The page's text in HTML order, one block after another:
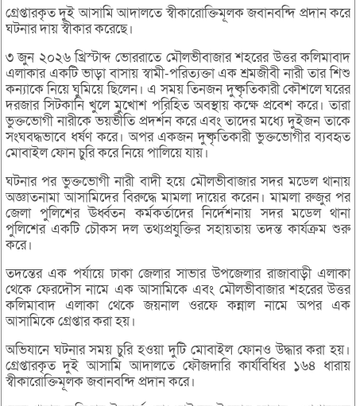
গ্রেপ্তারকৃত দুই আসামি আদালতে স্বীকারোক্তিমূলক জবানবন্দি প্রদান করে
ঘটনার দায় স্বীকার করেছে।
৩ জুন ২০২৬ খ্রিস্টাব্দ ভোররাতে মৌলভীবাজার শহরের উত্তর কলিমাবাদ
এলাকার একটি ভাড়া বাসায় স্বামী-পরিত্যক্তা এক শ্রমজীবী নারী তার শিশু
কন্যাকে নিয়ে ঘুমিয়ে ছিলেন। এ সময় তিনজন দুষ্কৃতিকারী কৌশলে ঘরের
দরজার সিটকানি খুলে মুখোশ পরিহিত অবস্থায় কক্ষে প্রবেশ করে। তারা
ভুক্তভোগী নারীকে ভয়ভীতি প্রদর্শন করে এবং তাদের মধ্যে দুইজন তাকে
সংঘবদ্ধভাবে ধর্ষণ করে। অপর একজন দুষ্কৃতিকারী ভুক্তভোগীর ব্যবহৃত
মোবাইল ফোন চুরি করে নিয়ে পালিয়ে যায়।
ঘটনার পর ভুক্তভোগী নারী বাদী হয়ে মৌলভীবাজার সদর মডেল থানায়
অজ্ঞাতনামা আসামিদের বিরুদ্ধে মামলা দায়ের করেন। মামলা রুজুর পর
জেলা পুলিশের ঊর্ধ্বতন কর্মকর্তাদের নির্দেশনায় সদর মডেল থানা
পুলিশের একটি চৌকস দল তথ্যপ্রযুক্তির সহায়তায় তদন্ত কার্যক্রম শুরু
করে।
তদন্তের এক পর্যায়ে ঢাকা জেলার সাভার উপজেলার রাজাবাড়ী এলাকা
থেকে ফেরদৌস নামে এক আসামিকে এবং মৌলভীবাজার শহরের উত্তর
কলিমাবাদ এলাকা থেকে জয়নাল ওরফে কন্নাল নামে অপর এক
আসামিকে গ্রেপ্তার করা হয়।
অভিযানে ঘটনার সময় চুরি হওয়া দুটি মোবাইল ফোনও উদ্ধার করা হয়।
গ্রেপ্তারকৃত দুই আসামি আদালতে ফৌজদারি কার্যবিধির ১৬৪ ধারায়
স্বীকারোক্তিমূলক জবানবন্দি প্রদান করে।